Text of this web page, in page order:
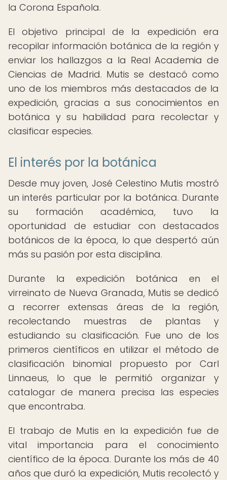
la Corona Española.
El objetivo principal de la expedición era
recopilar información botánica de la región y
enviar los hallazgos a la Real Academia de
Ciencias de Madrid. Mutis se destacó como
uno de los miembros más destacados de la
expedición, gracias a sus conocimientos en
botánica y su habilidad para recolectar y
clasificar especies.
El interés por la botánica
Desde muy joven, José Celestino Mutis mostró
un interés particular por la botánica. Durante
su formación académica, tuvo la
oportunidad de estudiar con destacados
botánicos de la época, lo que despertó aún
más su pasión por esta disciplina.
Durante la expedición botánica en el
virreinato de Nueva Granada, Mutis se dedicó
a recorrer extensas áreas de la región,
recolectando muestras de plantas y
estudiando su clasificación. Fue uno de los
primeros científicos en utilizar el método de
clasificación binomial propuesto por Carl
Linnaeus, lo que le permitió organizar y
catalogar de manera precisa las especies
que encontraba.
El trabajo de Mutis en la expedición fue de
vital importancia para el conocimiento
científico de la época. Durante los más de 40
años que duró la expedición, Mutis recolectó y